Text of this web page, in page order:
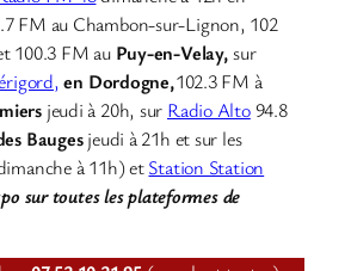
FM au Chambon-sur-Lignon, 102
100.3 FM au Puy-en-Velay,sur
en Dordogne,102.3 FM à
jeudi à 20h, sur Radio Alto94.8
Baugesjeudi à 21h et sur les
à 11h) etStation Station
sur toutes les plateformes de